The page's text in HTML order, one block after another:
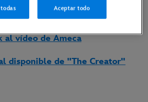
al vídeo de Ameca
disponible de "The Creator"
Aceptar todo